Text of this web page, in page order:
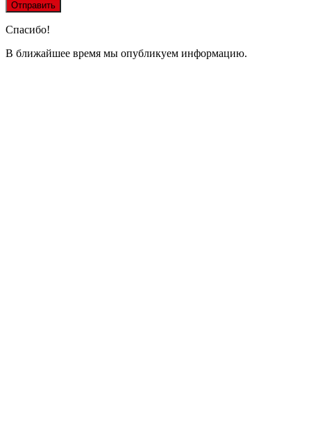
Спасибо!
В ближайшее время мы опубликуем информацию.